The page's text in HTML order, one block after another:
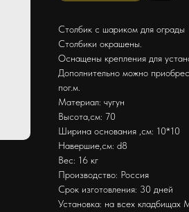
Столбик с шариком для ограды
Столбики окрашены.
Оснащены крепления для
Дополнительно можно
пог.м.
Материал: чугун
Высота,см: 70
Ширина основания ,см: 10*10
Навершие,см: d8
Вес: 16 кг
Производство: Россия
Срок изготовления: 30 дней
Установка: на всех